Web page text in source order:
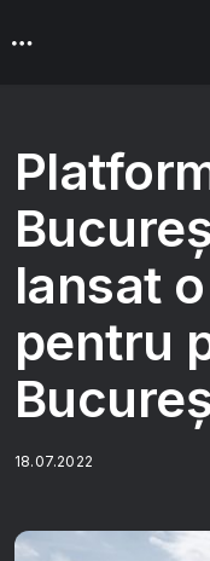
lansat
pentru
18.07.2022